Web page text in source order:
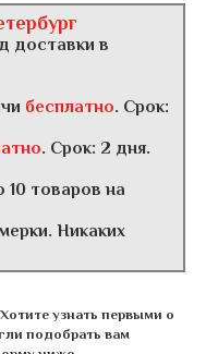
доставки в
бесплатно. Срок:
. Срок: 2 дня.
товаров на
Никаких
узнать первыми о
подобрать вам